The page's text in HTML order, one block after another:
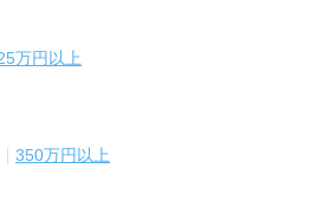
万円以上
350万円以上